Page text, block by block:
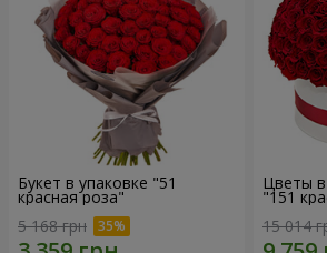
Букет в упаковке "51
красная роза"
5 168 грн
Цветы
"151
15 014